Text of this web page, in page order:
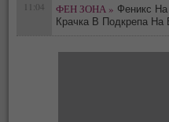
11:04 ФЕН ЗОНА » Феникс
Крачка В Подкрепа На